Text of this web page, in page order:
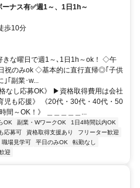
ナス有✅週1～、1日1h～
歩10分
な曜日で週1～､1日1h～ok！ ◇午
祝のみok ◇基本的に直行直帰◎｢子供
｢副業･w...
なし応募OK》 ▶資格取得費用は会社
児も応援》 《20代・30代・40代・50
間～OK！》 ＿＿＿＿＿...
OK 副業・WワークOK
1日4時間以内OK
応募可 資格取得支援あり
フリーター歓迎
職場見学可 平日のみOK
転勤なし
迎